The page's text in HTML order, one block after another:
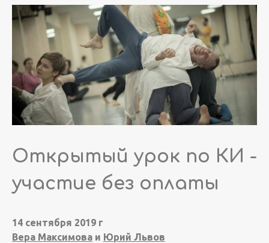
Открытый урок по КИ -
участие без оплаты
14 сентября 2019 г
Вера Максимова и Юрий Львов